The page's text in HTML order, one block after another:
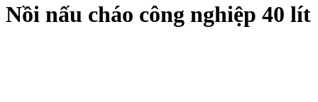
Nồi nấu cháo công nghiệp 40 lít